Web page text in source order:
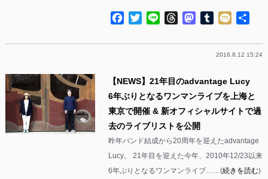
Facebook
TwitterLine ThreadsMastodon
Tumblr
Mixi
2016.8.12 15:24
【NEWS】21年目のadvantage Lucy
6年ぶりとなるワンマンライブを上海と
東京で開催 & 新オフィシャルサイトで過
去のライブリストを公開
昨年バンド結成から20周年を迎えたadvantage
Lucy。 21年目を迎えた今年、2010年12/23以来
6年ぶりとなるワンマンライブ……(続きを読む)